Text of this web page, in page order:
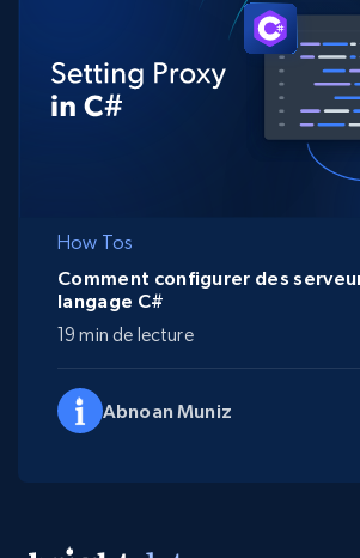
How Tos
Abnoan Muniz
Comment configurer des
langage C#
19 min de lecture